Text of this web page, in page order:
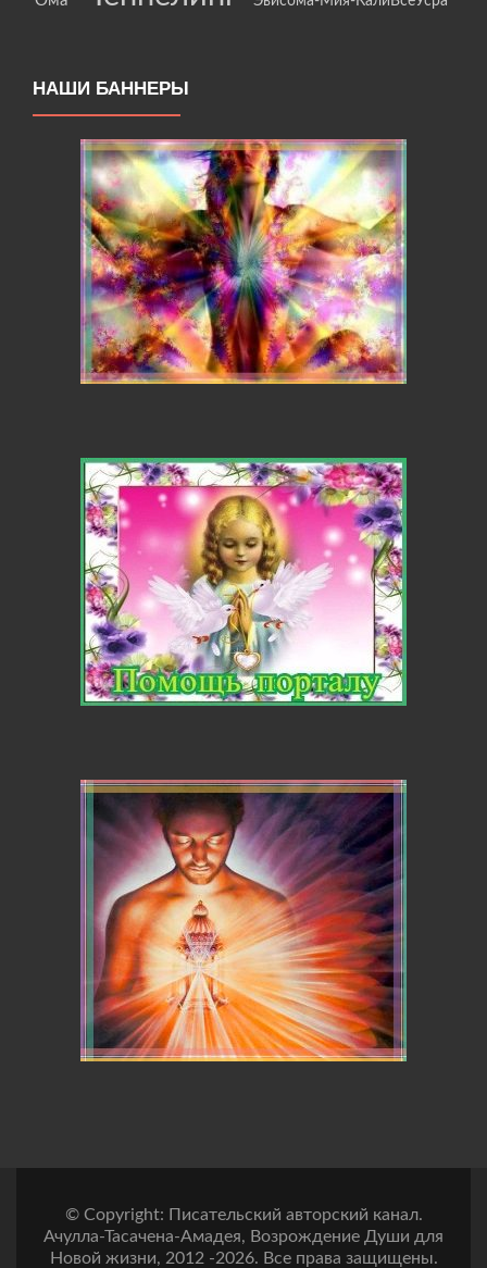
НАШИ БАННЕРЫ
© Copyright: Писательский авторский канал.
Ачулла-Тасачена-Амадея, Возрождение Души для
Новой жизни, 2012 -2026. Все права защищены.